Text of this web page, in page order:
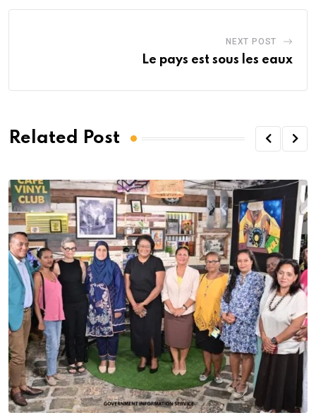
NEXT POST
Le pays est sous les eaux
Related Post